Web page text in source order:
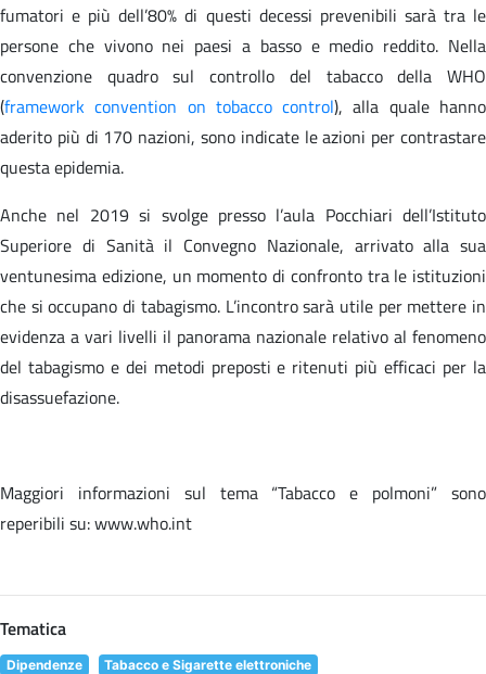
fumatori e più dell’80% di questi decessi prevenibili sarà tra le
persone che vivono nei paesi a basso e medio reddito. Nella
convenzione quadro sul controllo del tabacco della WHO
(framework convention on tobacco control), alla quale hanno
aderito più di 170 nazioni, sono indicate le azioni per contrastare
questa epidemia.
Anche nel 2019 si svolge presso l’aula Pocchiari dell’Istituto
Superiore di Sanità il Convegno Nazionale, arrivato alla sua
ventunesima edizione, un momento di confronto tra le istituzioni
che si occupano di tabagismo. L’incontro sarà utile per mettere in
evidenza a vari livelli il panorama nazionale relativo al fenomeno
del tabagismo e dei metodi preposti e ritenuti più efficaci per la
disassuefazione.
Maggiori informazioni sul tema “Tabacco e polmoni” sono
reperibili su: www.who.int
Tematica
Dipendenze Tabacco e Sigarette elettroniche